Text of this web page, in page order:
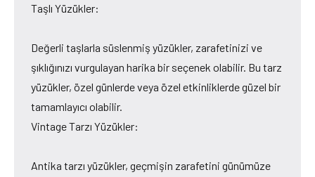
Taşlı Yüzükler:
Değerli taşlarla süslenmiş yüzükler, zarafetinizi ve
şıklığınızı vurgulayan harika bir seçenek olabilir. Bu tarz
yüzükler, özel günlerde veya özel etkinliklerde güzel bir
tamamlayıcı olabilir.
Vintage Tarzı Yüzükler:
Antika tarzı yüzükler, geçmişin zarafetini günümüze